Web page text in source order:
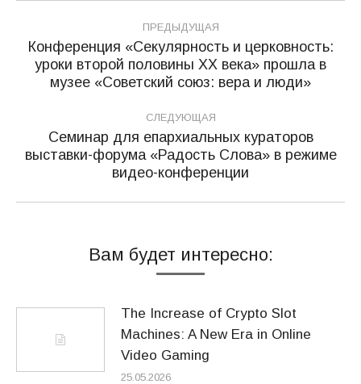
Навигация
по
записям
ПРЕДЫДУЩАЯ
Предыдущая
запись:
Конференция «Секулярность и церковность:
уроки второй половины ХХ века» прошла в
музее «Советский союз: вера и люди»
СЛЕДУЮЩАЯ
Следующая
запись:
Семинар для епархиальных кураторов
выставки-форума «Радость Слова» в режиме
видео-конференции
Вам будет интересно:
The Increase of Crypto Slot
Machines: A New Era in Online
Video Gaming
25.05.2026